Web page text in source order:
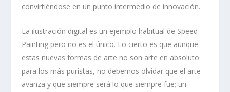
convirtiéndose en un punto intermedio de innovación.
La ilustración digital es un ejemplo habitual de Speed
Painting pero no es el único. Lo cierto es que aunque
estas nuevas formas de arte no son arte en absoluto
para los más puristas, no debemos olvidar que el arte
avanza y que siempre será lo que siempre fue; un